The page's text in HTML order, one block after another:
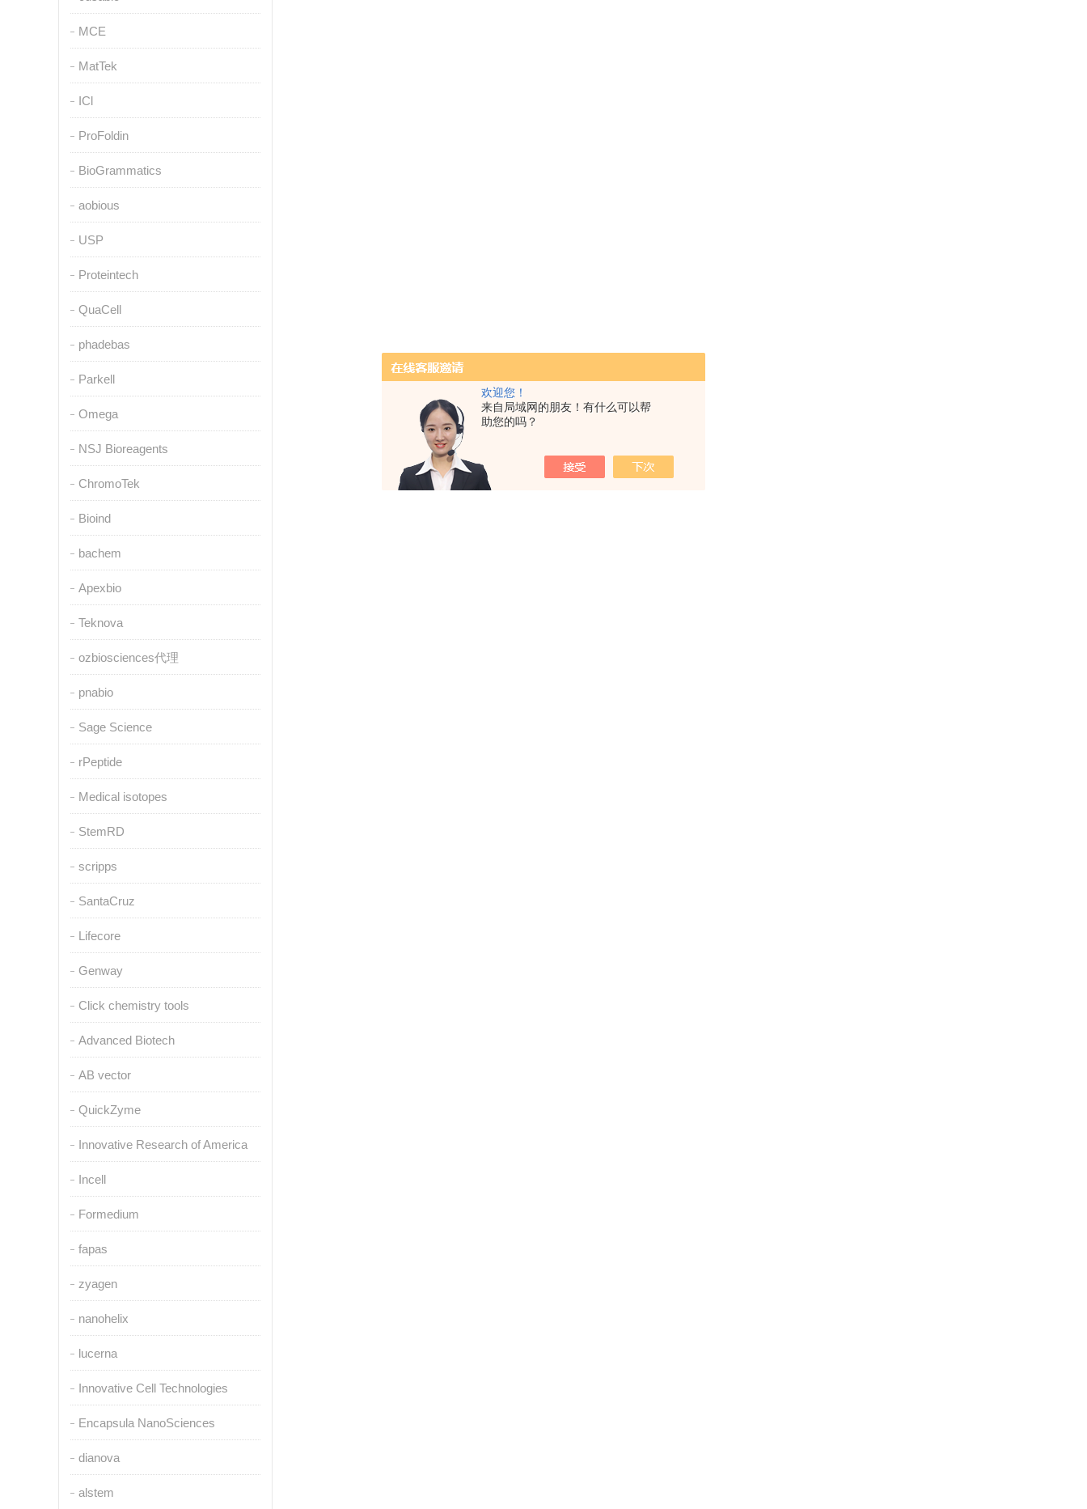
欢迎您！
来自局域网的朋友！有什么可以帮
助您的吗？
MCE
MatTek
ICl
ProFoldin
BioGrammatics
aobious
USP
Proteintech
QuaCell
phadebas
Parkell
Omega
NSJ Bioreagents
ChromoTek
Bioind
bachem
Apexbio
Teknova
ozbiosciences代理
pnabio
Sage Science
rPeptide
Medical isotopes
StemRD
scripps
SantaCruz
Lifecore
Genway
Click chemistry tools
Advanced Biotech
AB vector
QuickZyme
Innovative Research of America
Incell
Formedium
fapas
zyagen
nanohelix
lucerna
Innovative Cell Technologies
Encapsula NanoSciences
dianova
alstem